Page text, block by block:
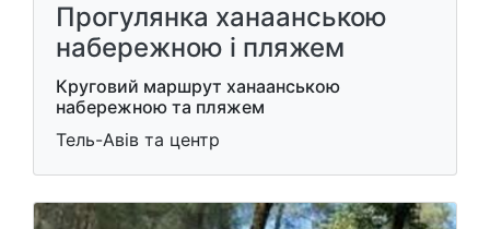
Прогулянка ханаанською
набережною і пляжем
Круговий маршрут ханаанською
набережною та пляжем
Тель-Авів та центр